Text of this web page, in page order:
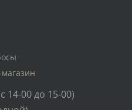
14-00 до 15-00)